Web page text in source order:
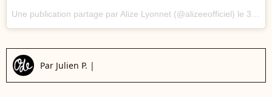
Une publication partage par Alize Lyonnet (@alizeeofficiel) le 30 Juil. 2017 12h13 PDT
Par Julien P. |